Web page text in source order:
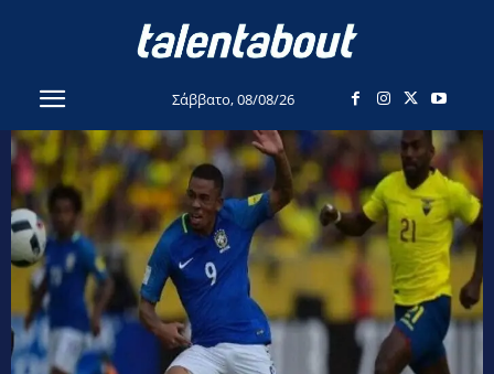
Σάββατο, 08/08/26